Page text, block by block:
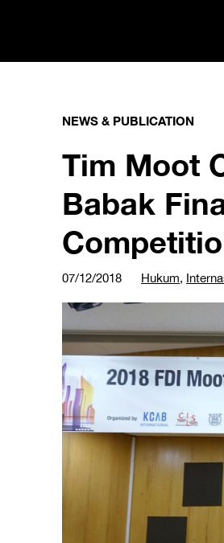
NEWS & PUBLICATION
Tim Moot
Babak
07/12/2018 Hukum,